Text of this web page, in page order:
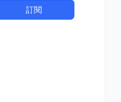
訂閱